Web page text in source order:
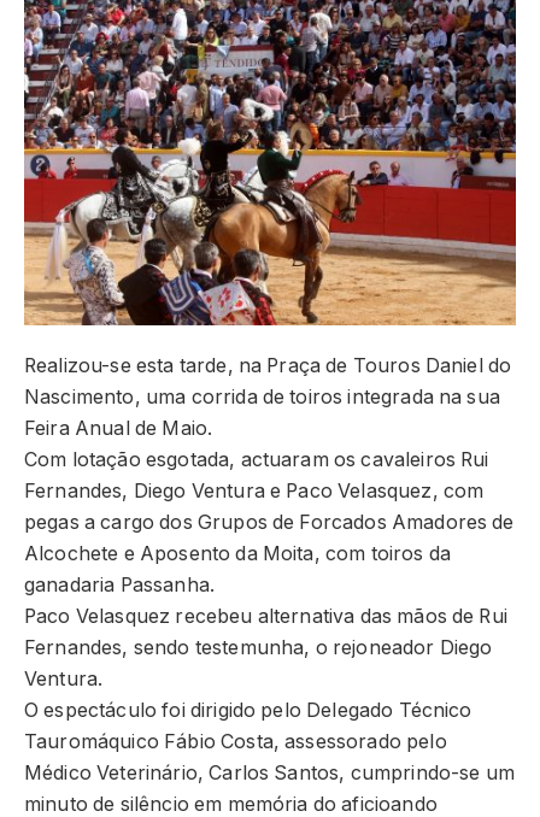
Realizou-se esta tarde, na Praça de Touros Daniel do
Nascimento, uma corrida de toiros integrada na sua
Feira Anual de Maio.
Com lotação esgotada, actuaram os cavaleiros Rui
Fernandes, Diego Ventura e Paco Velasquez, com
pegas a cargo dos Grupos de Forcados Amadores de
Alcochete e Aposento da Moita, com toiros da
ganadaria Passanha.
Paco Velasquez recebeu alternativa das mãos de Rui
Fernandes, sendo testemunha, o rejoneador Diego
Ventura.
O espectáculo foi dirigido pelo Delegado Técnico
Tauromáquico Fábio Costa, assessorado pelo
Médico Veterinário, Carlos Santos, cumprindo-se um
minuto de silêncio em memória do aficioando